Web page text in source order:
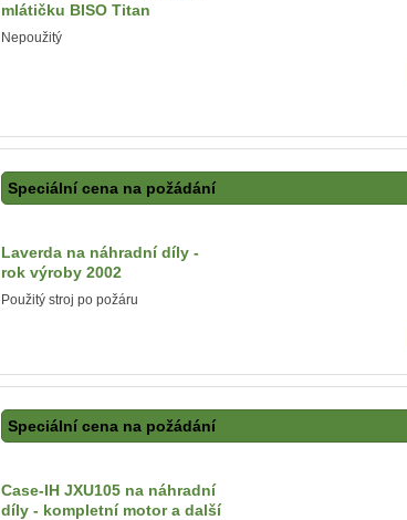
mlátičku BISO Titan
Nepoužitý
Speciální cena na požádání
Laverda na náhradní díly -
rok výroby 2002
Použitý stroj po požáru
Speciální cena na požádání
Case-IH JXU105 na náhradní
díly - kompletní motor a další